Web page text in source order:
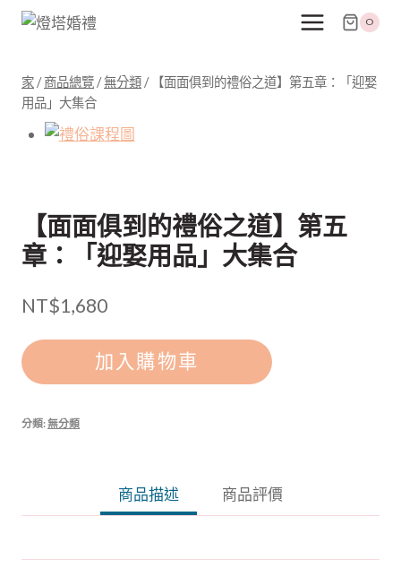
0
家 / 商品總覽 /無分類 /
【面面俱到的禮俗之道】第五章：「迎娶
用品」大集合
【面面俱到的禮俗之道】第五
章：「迎娶用品」大集合
NT$1,680
【面
面
到
之
加入購物車
分類:無分類
商品描述 商品評價